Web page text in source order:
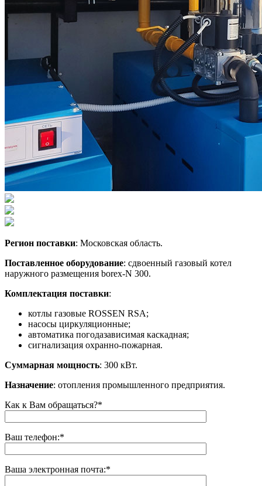
Регион поставки: Московская область.
Поставленное оборудование: сдвоенный газовый котел
наружного размещения borex-N 300.
Комплектация поставки:
котлы газовые ROSSEN RSA;
насосы циркуляционные;
автоматика погодазависимая каскадная;
сигнализация охранно-пожарная.
Суммарная мощность: 300 кВт.
Назначение: отопления промышленного предприятия.
Как к Вам обращаться?*
Ваш телефон:*
Ваша электронная почта:*